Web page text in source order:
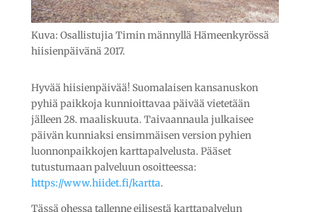
Kuva: Osallistujia Timin männyllä Hämeenkyrössä
hiisienpäivänä 2017.
Hyvää hiisienpäivää! Suomalaisen kansanuskon
pyhiä paikkoja kunnioittavaa päivää vietetään
jälleen 28. maaliskuuta. Taivaannaula julkaisee
päivän kunniaksi ensimmäisen version pyhien
luonnonpaikkojen karttapalvelusta. Pääset
tutustumaan palveluun osoitteessa:
https://www.hiidet.fi/kartta.
Tässä ohessa tallenne eilisestä karttapalvelun